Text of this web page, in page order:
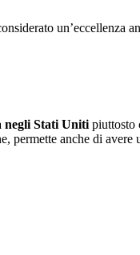
un’eccellenza
negli Stati Uniti piuttosto
permette anche di